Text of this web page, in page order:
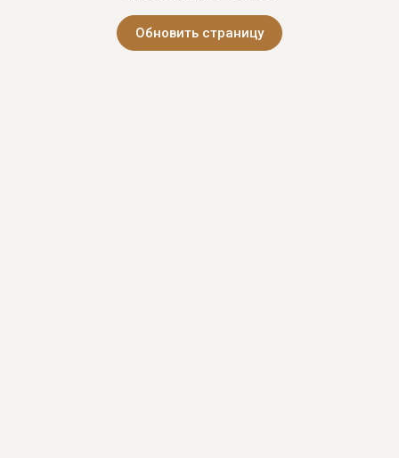
Обновить страницу